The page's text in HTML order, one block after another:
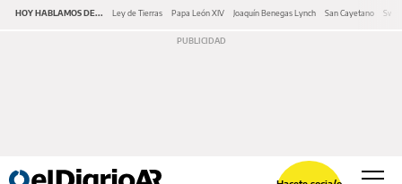
HOY HABLAMOS DE... Ley de Tierras Papa León XIV Joaquín Benegas Lynch San Cayetano